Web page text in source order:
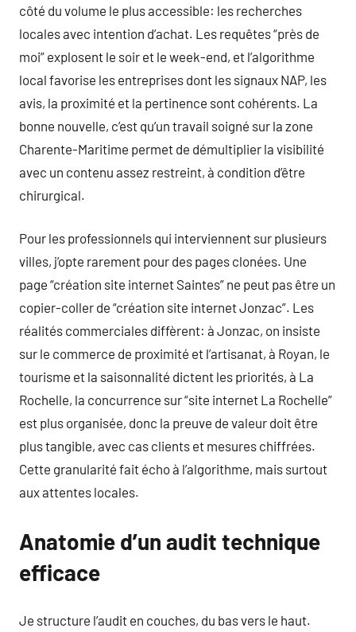
côté du volume le plus accessible: les recherches
locales avec intention d’achat. Les requêtes “près de
moi” explosent le soir et le week-end, et l’algorithme
local favorise les entreprises dont les signaux NAP, les
avis, la proximité et la pertinence sont cohérents. La
bonne nouvelle, c’est qu’un travail soigné sur la zone
Charente-Maritime permet de démultiplier la visibilité
avec un contenu assez restreint, à condition d’être
chirurgical.
Pour les professionnels qui interviennent sur plusieurs
villes, j’opte rarement pour des pages clonées. Une
page “création site internet Saintes” ne peut pas être un
copier-coller de “création site internet Jonzac”. Les
réalités commerciales diffèrent: à Jonzac, on insiste
sur le commerce de proximité et l’artisanat, à Royan, le
tourisme et la saisonnalité dictent les priorités, à La
Rochelle, la concurrence sur “site internet La Rochelle”
est plus organisée, donc la preuve de valeur doit être
plus tangible, avec cas clients et mesures chiffrées.
Cette granularité fait écho à l’algorithme, mais surtout
aux attentes locales.
Anatomie d’un audit technique
efficace
Je structure l’audit en couches, du bas vers le haut.